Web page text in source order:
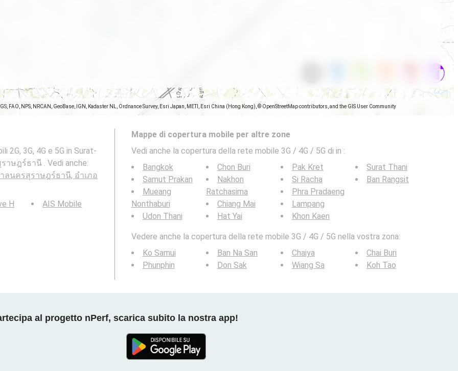
FAO, NPS, NRCAN, GeoBase, IGN, Kadaster NL, Ordnance Survey, Esri Japan, METI, Esri China (Hong Kong), © OpenStreetMap contributors, and the GIS User Community
2G, 3G, 4G e 5G in Surat-
าษฎร์ธานี . Vedi anche:
ลนครสุราษฎร์ธานี, อำเภอ
H AIS Mobile
Mappe di copertura mobile per altre zone
Vedi anche la copertura della rete mobile 3G / 4G / 5G di in :
Bangkok
Samut Prakan
Mueang
Nonthaburi
Udon Thani
Chon Buri
Nakhon
Ratchasima
Chiang Mai
Hat Yai
Pak Kret
Si Racha
Phra Pradaeng
Lampang
Khon Kaen
Surat Thani
Ban Rangsit
Vedere anche la copertura della rete mobile 3G / 4G / 5G nella vostra zona:
Ko Samui
Phunphin
Ban Na San
Don Sak
Chaiya
Wiang Sa
Chai Buri
Koh Tao
al progetto nPerf, scarica subito la nostra app!